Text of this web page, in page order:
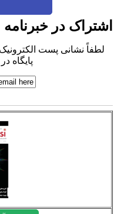
در خبرنامه
لطفاً نشانی پست الکترونیک
پایگاه در